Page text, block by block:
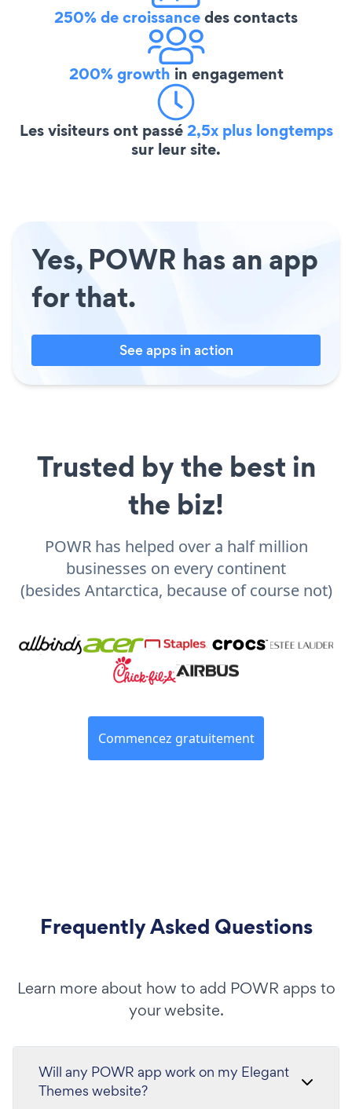
250% de croissancedes contacts
200% growth in engagement
Les visiteurs ont passé2,5x plus longtemps
sur leur site.
Yes, POWR has an app
for that.
See apps in action
Trusted by the best in
the biz!
POWR has helped over a half million
businesses on every continent
(besides Antarctica, because of course not)
Commencez gratuitement
Frequently Asked Questions
Learn more about how to add POWR apps to
your website.
Will any POWR app work on my Elegant
Themes website?